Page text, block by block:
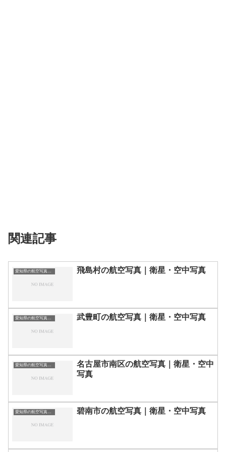
関連記事
愛知県の航空写真・空中写真 飛島村の航空写真｜衛星・空中写真
愛知県の航空写真・空中写真 武豊町の航空写真｜衛星・空中写真
愛知県の航空写真・空中写真
名古屋市南区の航空写真｜衛星・空中
写真
愛知県の航空写真・空中写真 碧南市の航空写真｜衛星・空中写真